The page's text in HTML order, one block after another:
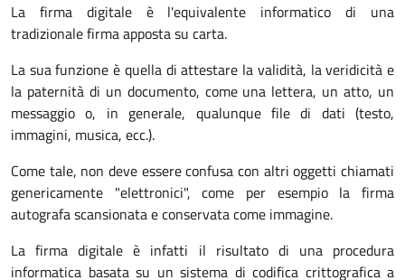
La firma digitale è l'equivalente informatico di una
tradizionale firma apposta su carta.
La sua funzione è quella di attestare la validità, la veridicità e
la paternità di un documento, come una lettera, un atto, un
messaggio o, in generale, qualunque file di dati (testo,
immagini, musica, ecc.).
Come tale, non deve essere confusa con altri oggetti chiamati
genericamente "elettronici", come per esempio la firma
autografa scansionata e conservata come immagine.
La firma digitale è infatti il risultato di una procedura
informatica basata su un sistema di codifica crittografica a